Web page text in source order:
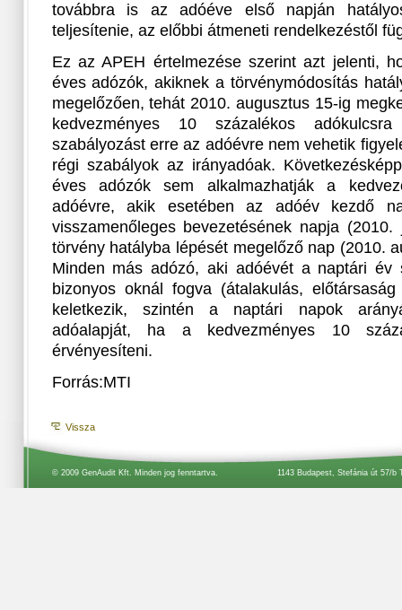
továbbra is az adóéve első napján
teljesítenie, az előbbi átmeneti rendelkezéstől
Ez az APEH értelmezése szerint azt jelenti,
éves adózók, akiknek a törvénymódosítás
megelőzően, tehát 2010. augusztus 15-ig
kedvezményes 10 százalékos
szabályozást erre az adóévre nem vehetik
régi szabályok az irányadóak.
éves adózók sem alkalmazhatják a
adóévre, akik esetében az adóév kezdő
visszamenőleges bevezetésének napja
törvény hatályba lépését megelőző nap (2010.
Minden más adózó, aki adóévét a naptári év
bizonyos oknál fogva (átalakulás,
keletkezik, szintén a naptári napok
adóalapját, ha a kedvezményes 10
érvényesíteni.
Forrás:MTI
Vissza
1143 Budapest, Stefánia út 57/b
© 2009 GenAudit Kft. Minden jog fenntartva.